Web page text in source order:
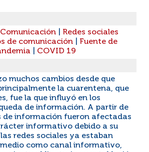
Comunicación
Redes sociales
de comunicación
Fuente de
COVID 19
muchos cambios desde que
la cuarentena, que
fue la que influyó en los
de información. A partir de
de información fueron afectadas
informativo debido a su
redes sociales ya estaban
como canal informativo,